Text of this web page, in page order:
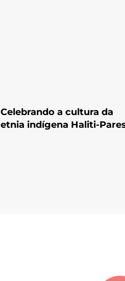
Celebrando a cultura da
etnia indígena Haliti-